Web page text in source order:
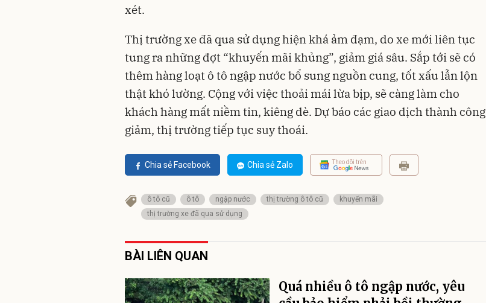
xét.
Thị trường xe đã qua sử dụng hiện khá ảm đạm, do xe mới liên tục
tung ra những đợt “khuyến mãi khủng”, giảm giá sâu. Sắp tới sẽ có
thêm hàng loạt ô tô ngập nước bổ sung nguồn cung, tốt xấu lẫn lộn
thật khó lường. Cộng với việc thoải mái lừa bịp, sẽ càng làm cho
khách hàng mất niềm tin, kiêng dè. Dự báo các giao dịch thành công
giảm, thị trường tiếp tục suy thoái.
Chia sẻ Facebook Chia sẻ Zalo Theo dõi trên
ô tô cũ ô tô ngập nước thị trường ô tô cũ
khuyến mãi
thị trường xe đã qua sử dụng
BÀI LIÊN QUAN
Quá nhiều ô tô ngập nước, yêu